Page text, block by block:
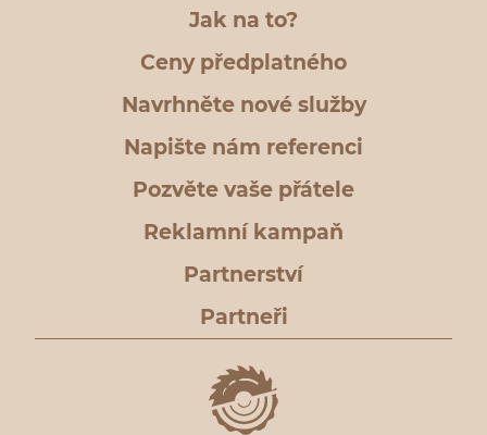
Jak na to?
Ceny předplatného
Navrhněte nové služby
Napište nám referenci
Pozvěte vaše přátele
Reklamní kampaň
Partnerství
Partneři